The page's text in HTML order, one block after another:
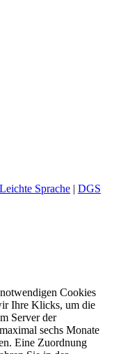
Leichte Sprache | DGS
Cookies
Ihre Klicks, um die
Server der
sechs Monate
Eine Zuordnung